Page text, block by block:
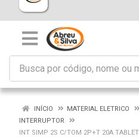
INÍCIO
MATERIAL ELETRICO
INTERRUPTOR
INT SIMP 2S C/TOM 2P+T 20A